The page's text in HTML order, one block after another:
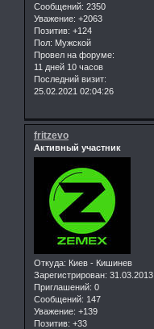
Сообщений: 2350
Уважение: +2063
Позитив: +124
Пол: Мужской
Провел на форуме:
11 дней 10 часов
Последний визит:
25.02.2021 02:04:26
fritzevo
Активный участник
Откуда: Киев - Кишинев
Зарегистрирован: 31.03.2013
Приглашений: 0
Сообщений: 147
Уважение: +139
Позитив: +33